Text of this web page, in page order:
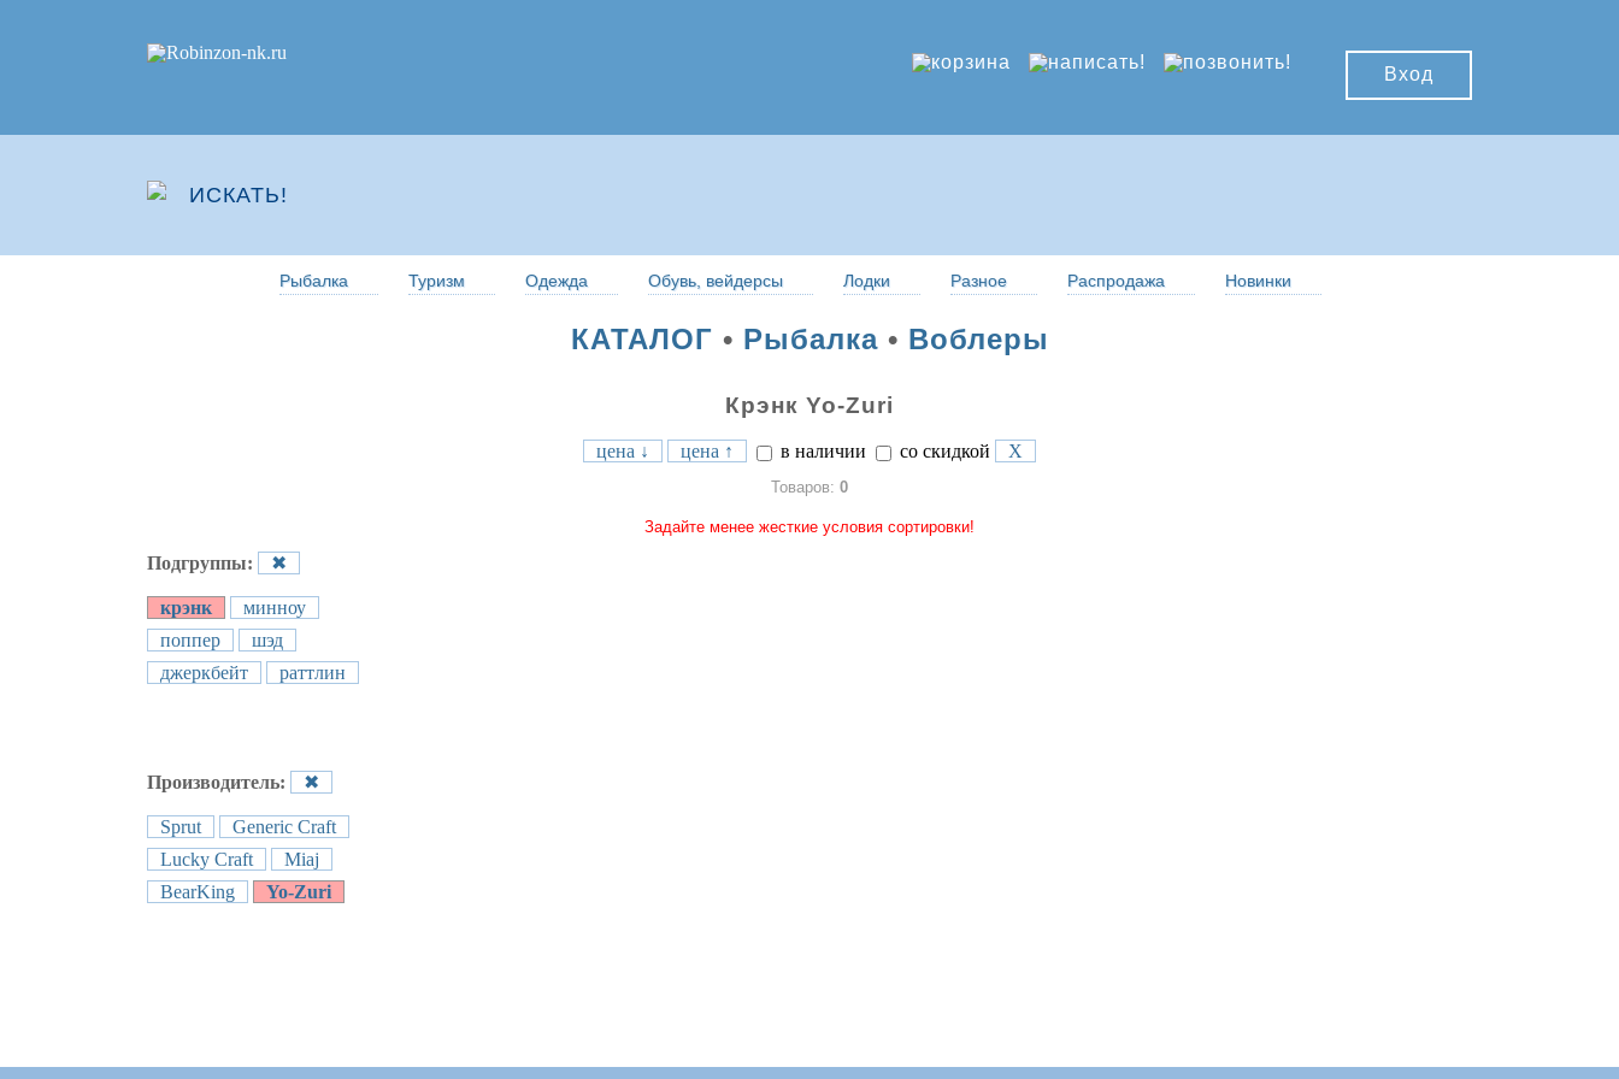
Вход
Рыбалка Туризм Одежда Обувь, вейдерсы Лодки Разное Распродажа Новинки
КАТАЛОГ • Рыбалка• Воблеры
Крэнк Yo-Zuri
цена ↓ цена ↑ в наличии со скидкой X
Товаров: 0
Задайте менее жесткие условия сортировки!
Подгруппы: ✖
крэнк
минноу
поппер
шэд
джеркбейт
раттлин
Производитель: ✖
Sprut
Generic Craft
Lucky Craft
Miaj
BearKing
Yo-Zuri